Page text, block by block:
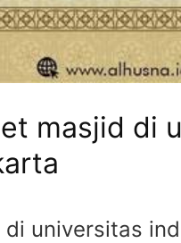
masjid di
universitas